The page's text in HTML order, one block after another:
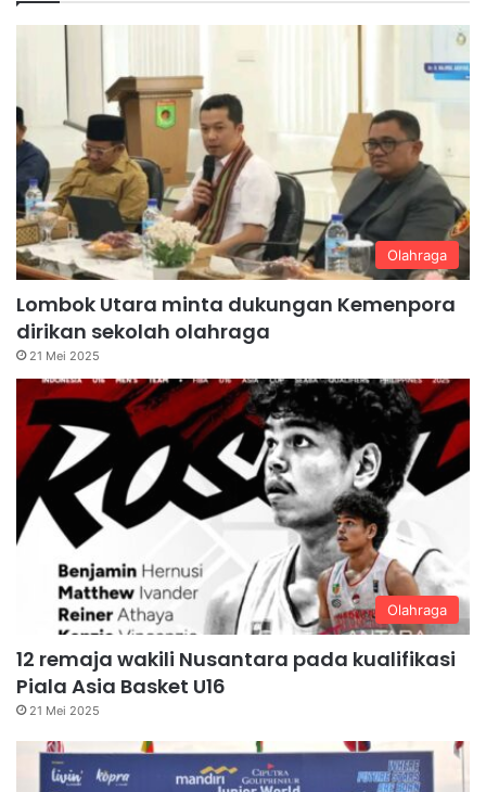
Olahraga
Lombok Utara minta dukungan Kemenpora
dirikan sekolah olahraga
21 Mei 2025
Olahraga
12 remaja wakili Nusantara pada kualifikasi
Piala Asia Basket U16
21 Mei 2025